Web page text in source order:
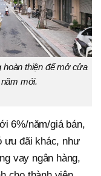
hoàn thiện để mở cửa
mới.
6%/năm/giá bán,
ưu đãi khác, như
vay ngân hàng,